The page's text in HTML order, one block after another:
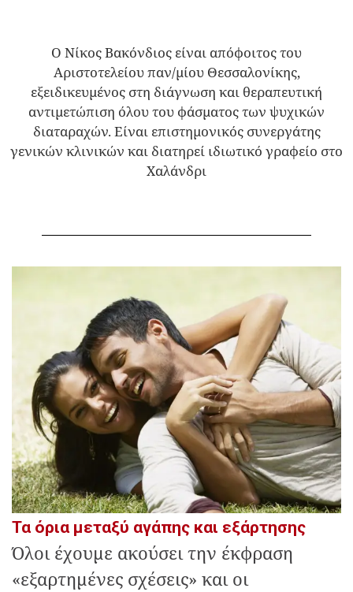
Ο Νίκος Βακόνδιος είναι απόφοιτος του
Αριστοτελείου παν/μίου Θεσσαλονίκης,
εξειδικευμένος στη διάγνωση και θεραπευτική
αντιμετώπιση όλου του φάσματος των ψυχικών
διαταραχών. Είναι επιστημονικός συνεργάτης
γενικών κλινικών και διατηρεί ιδιωτικό γραφείο στο
Χαλάνδρι
Τα όρια μεταξύ αγάπης και εξάρτησης
Όλοι έχουμε ακούσει την έκφραση
«εξαρτημένες σχέσεις» και οι